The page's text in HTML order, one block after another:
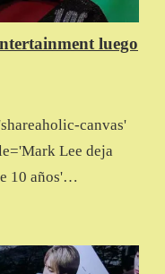
luego
canvas'
Lee deja
10 años'…